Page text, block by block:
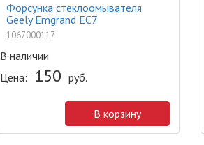
Форсунка стеклоомывателя
Geely Emgrand EC7
1067000117
В наличии
Цена:
150 руб.
В корзину